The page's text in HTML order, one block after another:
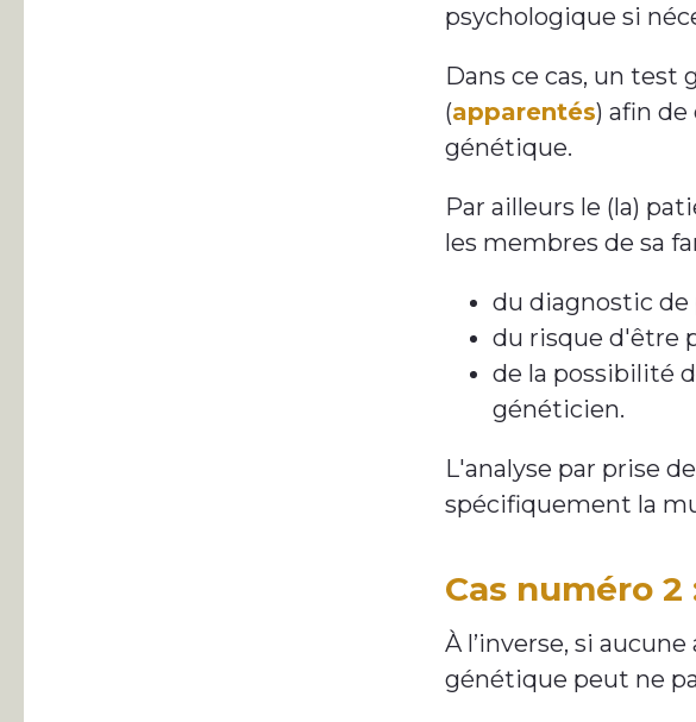
psychologique si
Dans ce cas, un
(apparentés) afin
génétique.
Par ailleurs le (la)
les membres de sa
du diagnostic
du risque d'être
de la possibilité
généticien.
L'analyse par prise
spécifiquement la
Cas numéro
À l’inverse, si
génétique peut ne